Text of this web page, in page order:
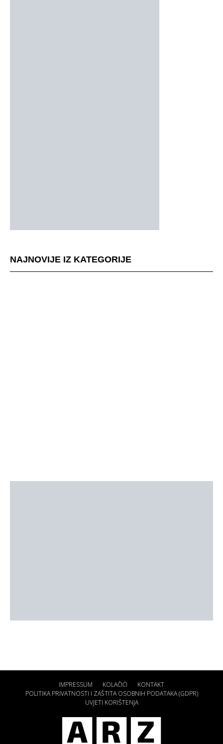
NAJNOVIJE IZ KATEGORIJE
IMPRESSUM KOLAČIĆI
KONTAKT
POLITIKA PRIVATNOSTI I ZAŠTITA OSOBNIH PODATAKA (GDPR)
UVJETI KORIŠTENJA